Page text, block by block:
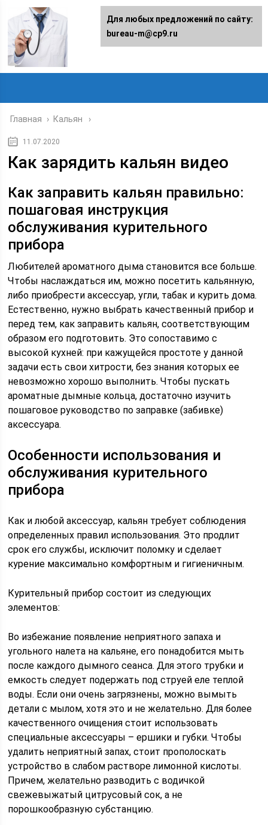
Главная › Кальян
11.07.2020
Как зарядить кальян видео
Как заправить кальян правильно:
пошаговая инструкция
обслуживания курительного
прибора
Любителей ароматного дыма становится все больше.
Чтобы наслаждаться им, можно посетить кальянную,
либо приобрести аксессуар, угли, табак и курить дома.
Естественно, нужно выбрать качественный прибор и
перед тем, как заправить кальян, соответствующим
образом его подготовить. Это сопоставимо с
высокой кухней: при кажущейся простоте у данной
задачи есть свои хитрости, без знания которых ее
невозможно хорошо выполнить. Чтобы пускать
ароматные дымные кольца, достаточно изучить
пошаговое руководство по заправке (забивке)
аксессуара.
Особенности использования и
обслуживания курительного
прибора
Как и любой аксессуар, кальян требует соблюдения
определенных правил использования. Это продлит
срок его службы, исключит поломку и сделает
курение максимально комфортным и гигиеничным.
Курительный прибор состоит из следующих
элементов:
Во избежание появление неприятного запаха и
угольного налета на кальяне, его понадобится мыть
после каждого дымного сеанса. Для этого трубки и
емкость следует подержать под струей еле теплой
воды. Если они очень загрязнены, можно вымыть
детали с мылом, хотя это и не желательно. Для более
качественного очищения стоит использовать
специальные аксессуары – ершики и губки. Чтобы
удалить неприятный запах, стоит прополоскать
устройство в слабом растворе лимонной кислоты.
Причем, желательно разводить с водичкой
свежевыжатый цитрусовый сок, а не
порошкообразную субстанцию.
Для любых предложений по сайту:
bureau-m@cp9.ru